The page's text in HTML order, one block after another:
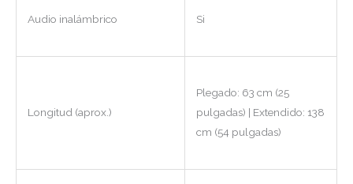
Audio inalámbrico Si
Longitud (aprox.)
Plegado: 63 cm (25
pulgadas) | Extendido: 138
cm (54 pulgadas)